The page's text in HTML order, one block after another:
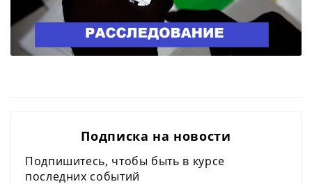
Подписка на новости
Подпишитесь, чтобы быть в курсе
последних событий